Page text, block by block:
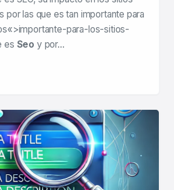
por las que es tan importante para
para-los-sitios-
es Seo y por…